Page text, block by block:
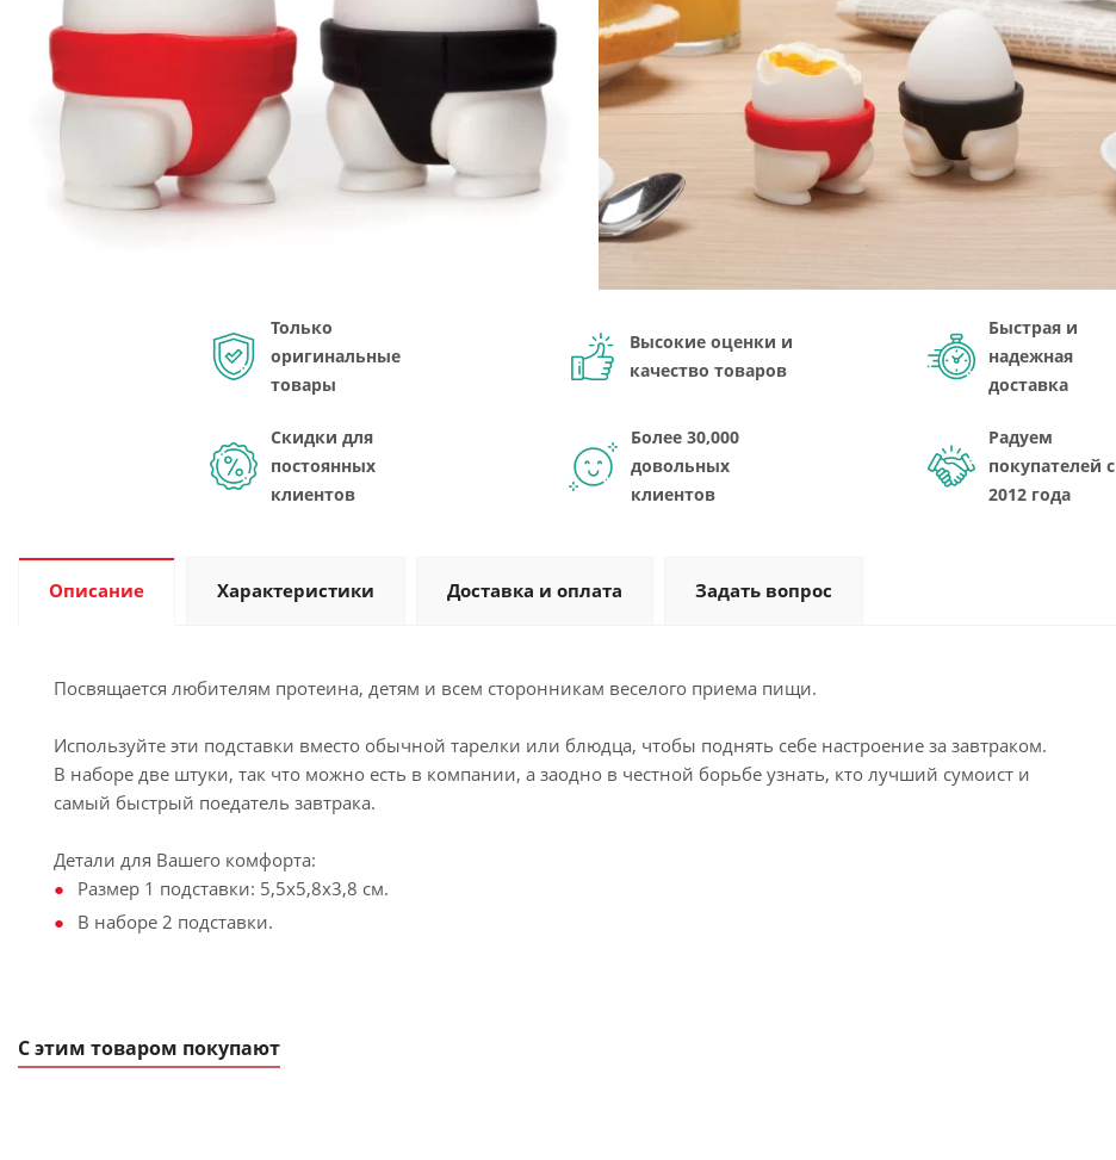
Только
оригинальные
товары
Высокие оценки и
качество товаров
Быстрая и
надежная
доставка
Скидки для
постоянных
клиентов
Более 30,000
довольных
клиентов
Радуем
покупателей с
2012 года
Описание Характеристики Доставка и оплата Задать вопрос
Посвящается любителям протеина, детям и всем сторонникам веселого приема пищи.
Используйте эти подставки вместо обычной тарелки или блюдца, чтобы поднять себе настроение за завтраком.
В наборе две штуки, так что можно есть в компании, а заодно в честной борьбе узнать, кто лучший сумоист и
самый быстрый поедатель завтрака.
Детали для Вашего комфорта:
Размер 1 подставки: 5,5x5,8x3,8 см.
В наборе 2 подставки.
С этим товаром покупают